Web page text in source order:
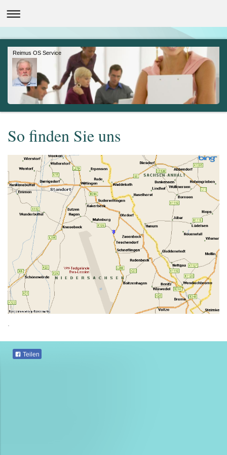
Reimus OS Service
So finden Sie uns
Teilen